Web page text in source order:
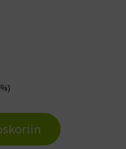
määrä